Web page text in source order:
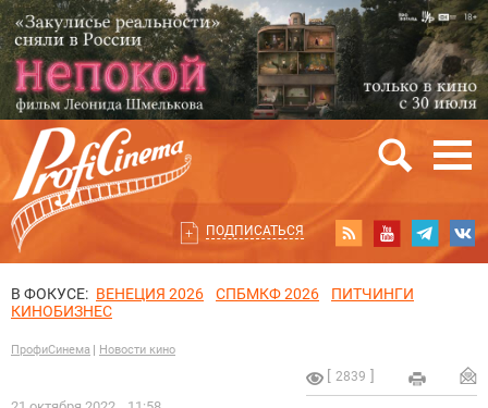
ПОДПИСАТЬСЯ
В ФОКУСЕ: ВЕНЕЦИЯ 2026 СПБМКФ 2026
ПИТЧИНГИ
КИНОБИЗНЕС
ПрофиСинема Новости кино
2839